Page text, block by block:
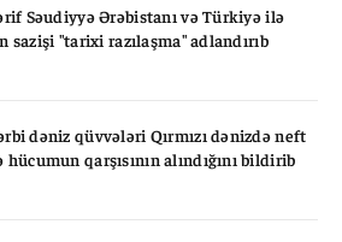
Səudiyyə Ərəbistanı və Türkiyə ilə
sazişi "tarixi razılaşma" adlandırıb
dəniz qüvvələri Qırmızı dənizdə neft
qarşısının alındığını bildirib